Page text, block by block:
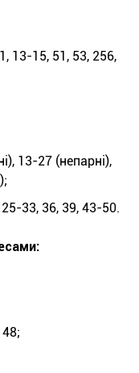
13-15, 51, 53, 256,
13-27 (непарні),
33, 36, 39, 43-50.